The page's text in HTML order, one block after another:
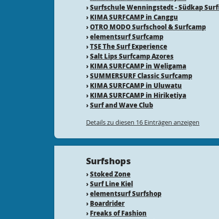
›Surfschule Wenningstedt - Südkap
› KIMA SURFCAMP in Canggu
›OTRO MODO Surfschool & Surfcamp
›elementsurf Surfcamp
›TSE The Surf Experience
›Salt Lips Surfcamp Azores
› KIMA SURFCAMP in Weligama
›SUMMERSURF Classic Surfcamp
› KIMA SURFCAMP in Uluwatu
› KIMA SURFCAMP in Hiriketiya
›Surf and Wave Club
Details zu diesen 16 Einträgen anzeigen
Surfshops
›Stoked Zone
›Surf Line Kiel
›elementsurf Surfshop
› Boardrider
› Freaks of Fashion